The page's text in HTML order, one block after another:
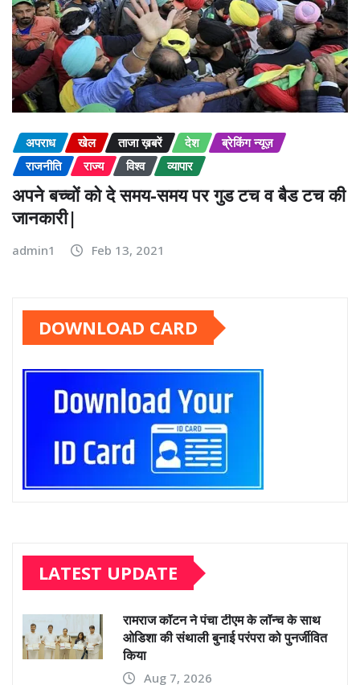
अपराध खेल ताजा ख़बरें देश
ब्रेकिंग न्यूज़
राजनीति
राज्य विश्व व्यापार
अपने बच्चों को दे समय-समय पर गुड टच व बैड टच की
जानकारी|
admin1 Feb 13, 2021
DOWNLOAD CARD
LATEST UPDATE
रामराज कॉटन ने पंचा टीएम के लॉन्च के साथ
ओडिशा की संथाली बुनाई परंपरा को पुनर्जीवित
किया
Aug 7, 2026